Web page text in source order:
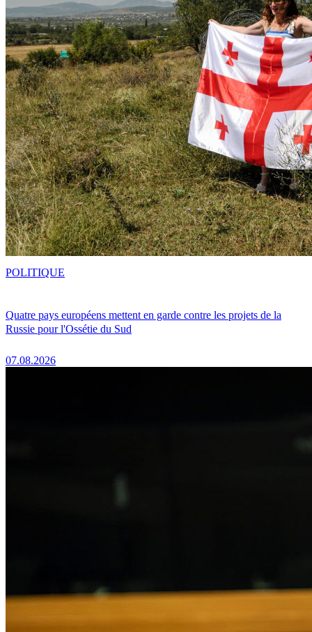
Quatre pays européens mettent en garde contre les projets de la
Russie pour l'Ossétie du Sud
07.08.2026
POLITIQUE